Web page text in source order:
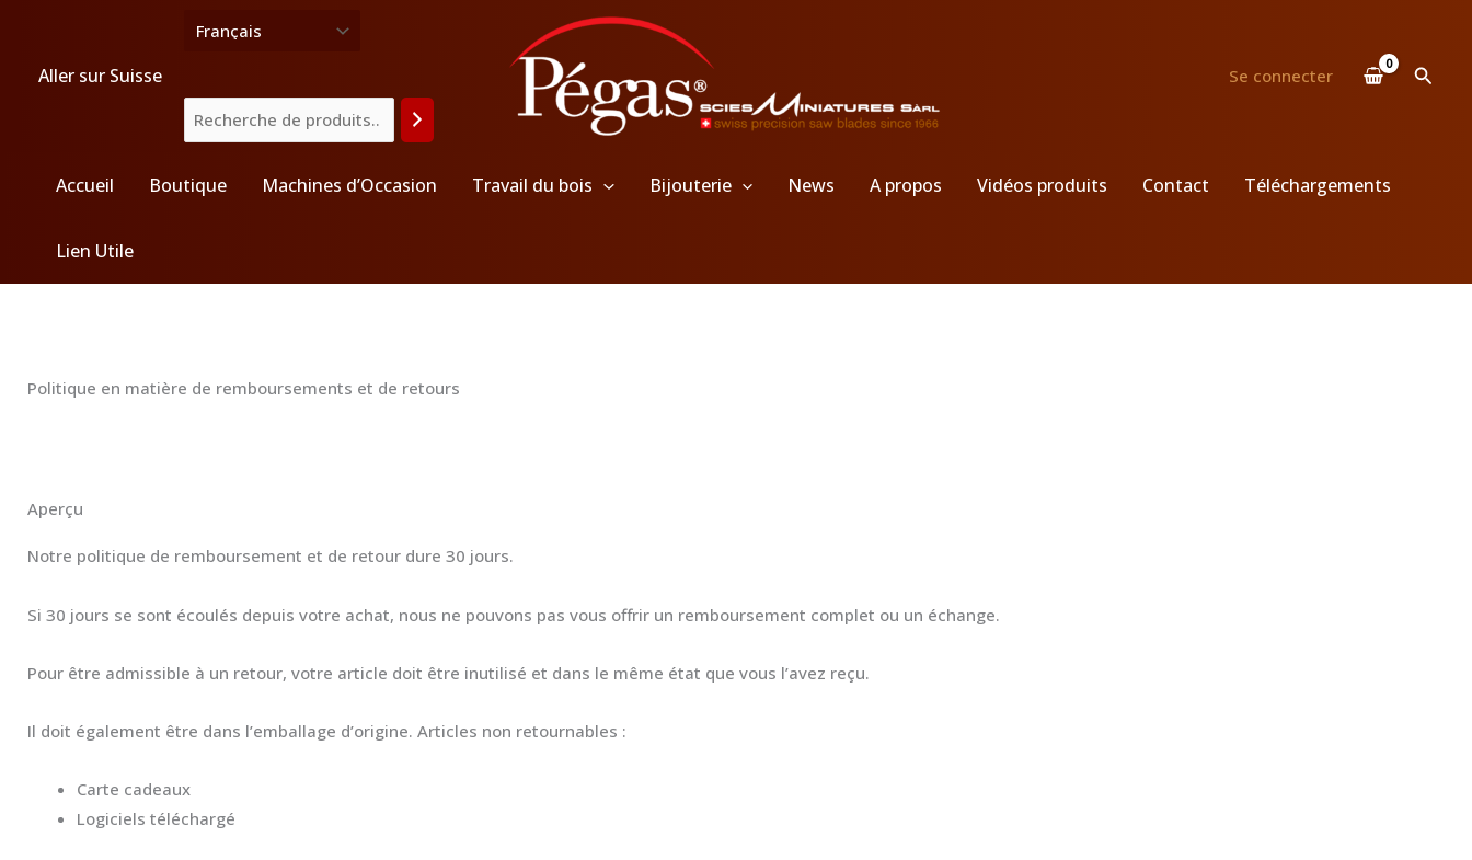
contenuAller sur Suisse Se connecter
Accueil Boutique Machines d’Occasion Travail du bois Bijouterie News A propos Vidéos produits Contact Téléchargements
Lien Utile
Politique en matière de remboursements et de retours
Aperçu
Notre politique de remboursement et de retour dure 30 jours.
Si 30 jours se sont écoulés depuis votre achat, nous ne pouvons pas vous offrir un remboursement complet ou un échange.
Pour être admissible à un retour, votre article doit être inutilisé et dans le même état que vous l’avez reçu.
Il doit également être dans l’emballage d’origine. Articles non retournables :
Carte cadeaux
Logiciels téléchargé